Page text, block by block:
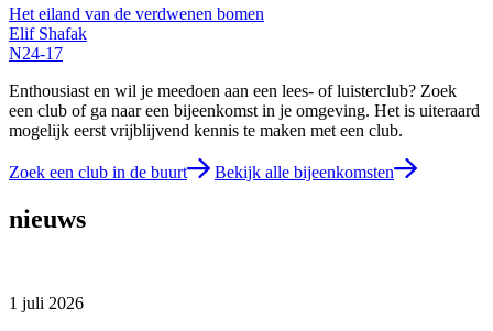
Het eiland van de verdwenen bomen
Elif Shafak
N24-17
Enthousiast en wil je meedoen aan een lees- of luisterclub? Zoek
een club of ga naar een bijeenkomst in je omgeving. Het is uiteraard
mogelijk eerst vrijblijvend kennis te maken met een club.
Zoek een club in de buurt Bekijk alle bijeenkomsten
nieuws
1 juli 2026